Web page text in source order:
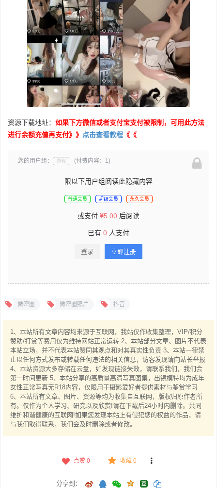
资源下载地址： 如果下方微信或者支付宝支付被限制，可用此方法
进行余额充值再支付》》 点击查看教程 《《
您的用户组： 游客 (付费内容：1)
限以下用户组阅读此隐藏内容
普通会员 超级会员 永久会员
或支付 5.00 后阅读
已有 0 人支付
登录 立即注册
微密圈 微密圈照片 抖音
1、本站所有文章内容均来源于互联网，我站仅作收集整理，VIP/积分
赞助/打赏等费用仅为维持网站正常运转 2、本站部分文章、图片不代表
本站立场，并不代表本站赞同其观点和对其真实性负责 3、本站一律禁
止以任何方式发布或转载任何违法的相关信息，访客发现请向站长举报
4、本站资源大多存储在云盘，如发现链接失效，请联系我们，我们会
第一时间更新 5、本站分享的高质量高清写真图集，出镜模特均为成年
女性正常写真无R18内容，仅限用于摄影爱好者提供素材与鉴赏学习
6、本站所有文章、图片、资源等均为收集自互联网，版权归原作者所
有。仅作为个人学习、研究以及欣赏!请在下载后24小时内删除。共同
维护和谐健康的互联网!如果您发现本站上有侵犯您的权益的作品，请
与我们取得联系，我们会及时删除或者修改。
点赞 0 收藏 0
分享到：